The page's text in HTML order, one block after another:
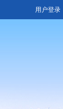
用户登录